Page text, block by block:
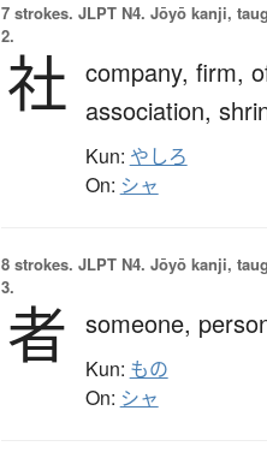
7 strokes. JLPT N4. Jōyō kanji,
2.
社 company, firm,
association,
Kun: やしろ
On: シャ
8 strokes. JLPT N4. Jōyō kanji,
3.
者 someone,
Kun: もの
On: シャ